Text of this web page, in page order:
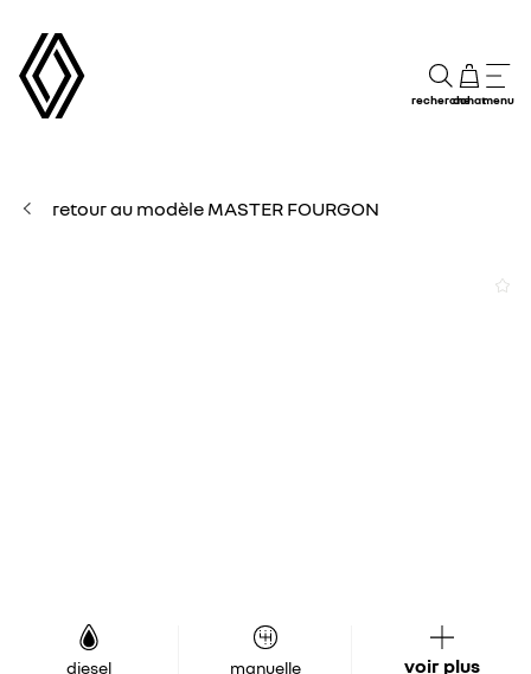
rechercheachatmenu
retour au modèle MASTER FOURGON
diesel manuelle voir plus